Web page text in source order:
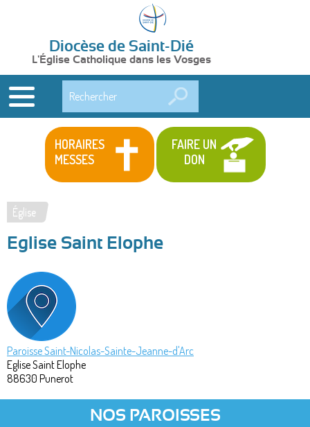
Diocèse de Saint-Dié
L'Église Catholique dans les Vosges
HORAIRES
MESSES
FAIRE UN
DON
Vous
êtes
ici
Église
Eglise Saint Elophe
Paroisse Saint-Nicolas-Sainte-Jeanne-d'Arc
Eglise Saint Elophe
88630 Punerot
NOS PAROISSES